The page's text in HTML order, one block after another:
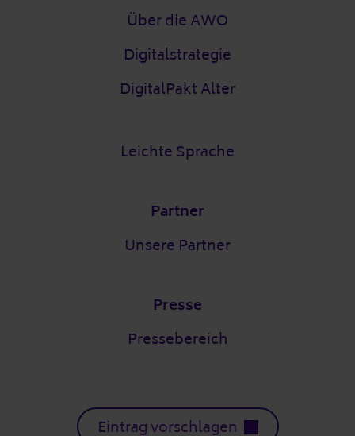
Über die AWO
Digitalstrategie
DigitalPakt Alter
Leichte Sprache
Partner
Unsere Partner
Presse
Pressebereich
Eintrag vorschlagen